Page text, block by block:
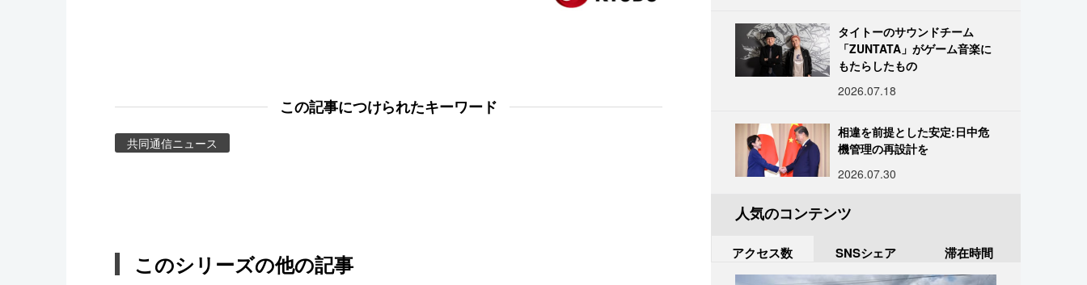
この記事につけられたキーワード
共同通信ニュース
このシリーズの他の記事
タイトーのサウンドチーム
「ZUNTATA」がゲーム音楽に
もたらしたもの
2026.07.18
相違を前提とした安定:日中危
機管理の再設計を
2026.07.30
人気のコンテンツ
アクセス数 SNSシェア 滞在時間